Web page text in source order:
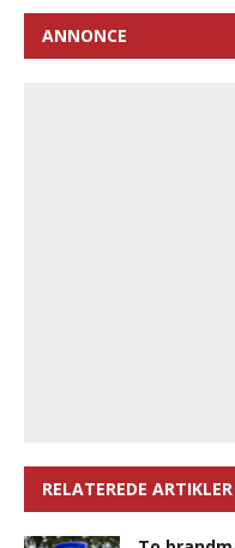
ANNONCE
RELATEREDE ARTIKLER